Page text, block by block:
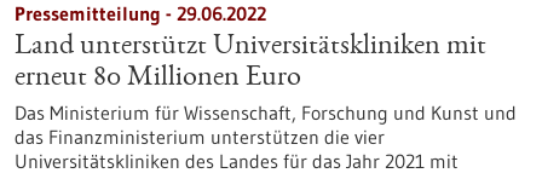
Pressemitteilung - 29.06.2022
Land unterstützt Universitätskliniken mit
erneut 80 Millionen Euro
Das Ministerium für Wissenschaft, Forschung und Kunst und
das Finanzministerium unterstützen die vier
Universitätskliniken des Landes für das Jahr 2021 mit